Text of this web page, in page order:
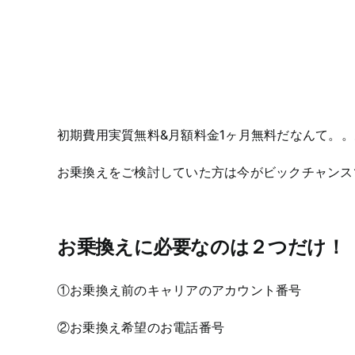
初期費用実質無料&月額料金1ヶ月無料だなんて。。
お乗換えをご検討していた方は今がビックチャンス
お乗換えに必要なのは２つだけ！
①お乗換え前のキャリアのアカウント番号
②お乗換え希望のお電話番号